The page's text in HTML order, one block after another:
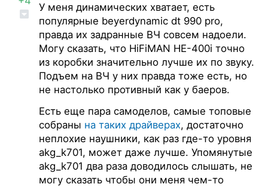
У меня динамических хватает, есть
популярные beyerdynamic dt 990 pro,
правда их задранные ВЧ совсем надоели.
Могу сказать, что HiFiMAN HE-400i точно
из коробки значительно лучше их по звуку.
Подъем на ВЧ у них правда тоже есть, но
не настолько противный как у баеров.
Есть еще пара самоделов, самые топовые
собраны на таких драйверах, достаточно
неплохие наушники, как раз где-то уровня
akg_k701, может даже лучше. Упомянутые
akg_k701 два раза доводилось слышать, не
могу сказать чтобы они меня чем-то